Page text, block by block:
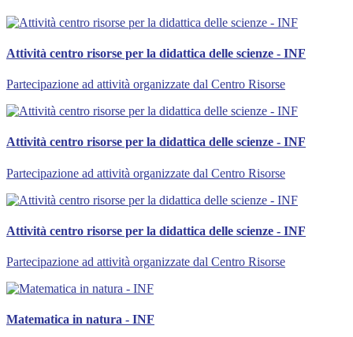
Attività centro risorse per la didattica delle scienze - INF
Partecipazione ad attività organizzate dal Centro Risorse
Attività centro risorse per la didattica delle scienze - INF
Partecipazione ad attività organizzate dal Centro Risorse
Attività centro risorse per la didattica delle scienze - INF
Partecipazione ad attività organizzate dal Centro Risorse
Matematica in natura - INF